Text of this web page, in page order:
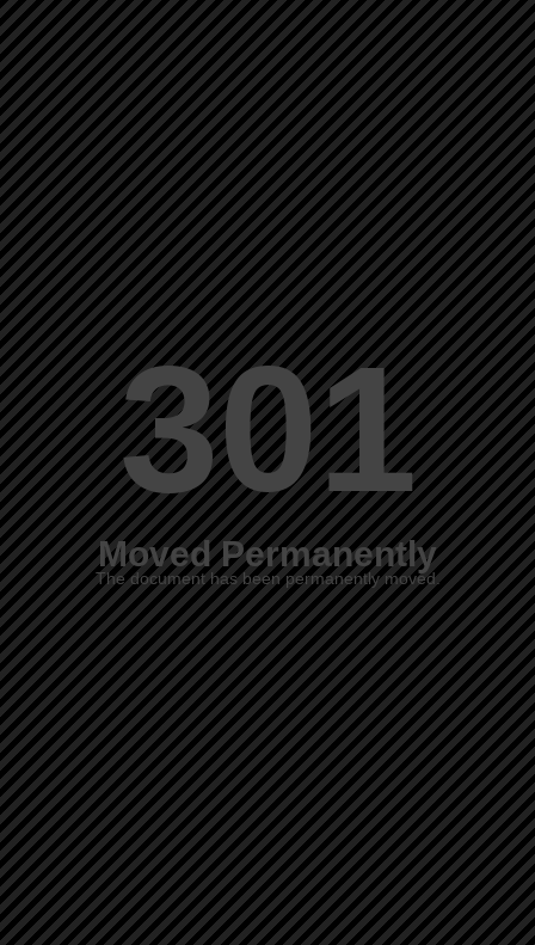
301
Moved Permanently
The document has been permanently moved.